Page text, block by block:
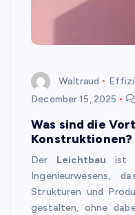
Waltraud
December 15, 2025
Was sind die
Konstruktionen?
Der Leichtbau ist
Ingenieurwesens,
Strukturen und
gestalten, ohne